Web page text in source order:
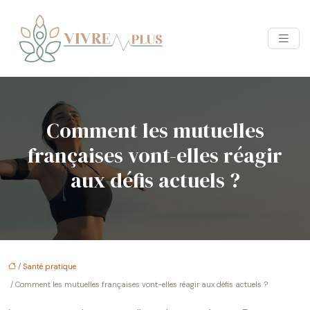
Comment les mutuelles
françaises vont-elles réagir
aux défis actuels ?
/ Santé pratique
/ Comment les mutuelles françaises vont-elles réagir aux défis actuels ?